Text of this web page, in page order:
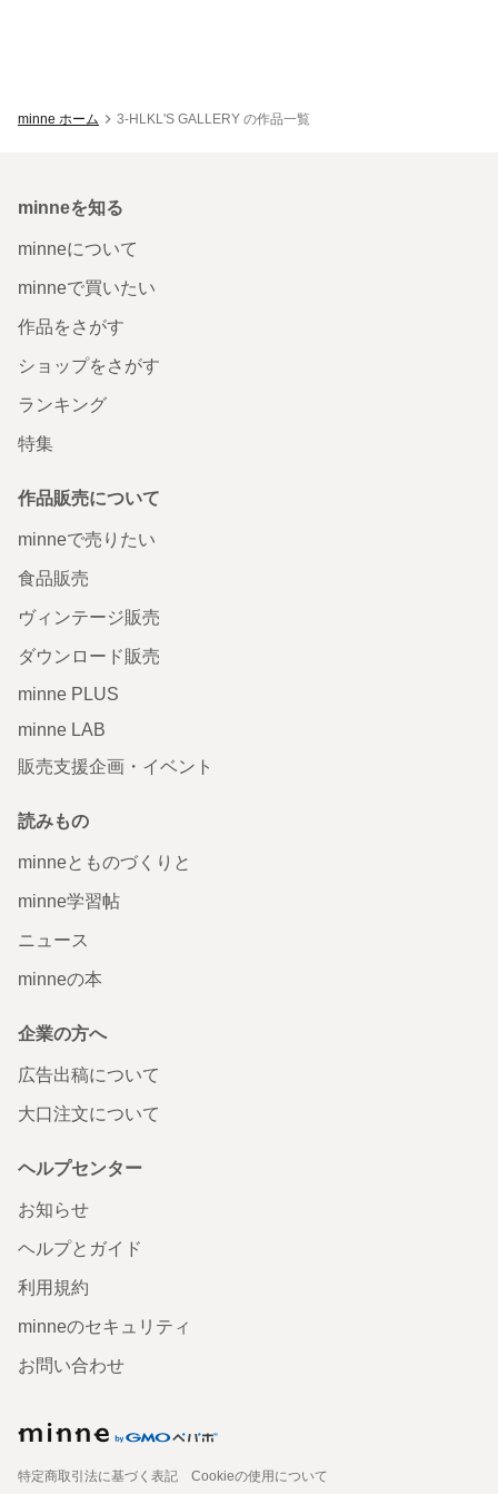
minne ホーム 3-HLKL'S GALLERY の作品一覧
minneを知る
minneについて
minneで買いたい
作品をさがす
ショップをさがす
ランキング
特集
作品販売について
minneで売りたい
食品販売
ヴィンテージ販売
ダウンロード販売
minne PLUS
minne LAB
販売支援企画・イベント
読みもの
minneとものづくりと
minne学習帖
ニュース
minneの本
企業の方へ
広告出稿について
大口注文について
ヘルプセンター
お知らせ
ヘルプとガイド
利用規約
minneのセキュリティ
お問い合わせ
特定商取引法に基づく表記
Cookieの使用について